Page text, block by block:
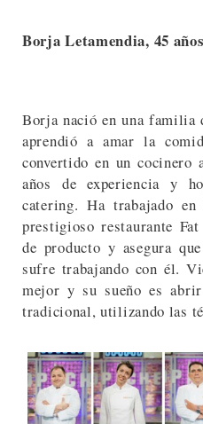
Borja Letamendia, 45
Borja nació en una familia
aprendió a amar la
convertido en un cocinero
años de experiencia y
catering. Ha trabajado
prestigioso restaurante
de producto y asegura
sufre trabajando con él.
mejor y su sueño es
tradicional, utilizando las